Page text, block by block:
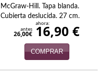
McGraw-Hill. Tapa blanda.
Cubierta deslucida. 27 cm.
antes
26,00€
ahora:
16,90 €
COMPRAR